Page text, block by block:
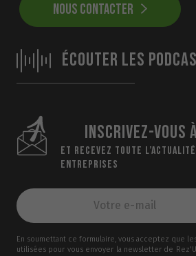
NOUS CONTACTER
ÉCOUTER LES
INSCRIVEZ-VOUS
ET RECEVEZ TOUTE
ENTREPRISES
En soumettant ce formulaire, vous acceptez que
utilisées pour vous envoyer la newsletter de